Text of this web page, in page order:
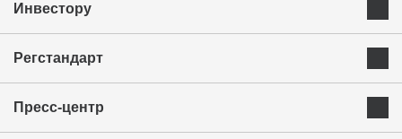
Экономика и ресурсы
Успешные бренды Курганской области
Инвестиционная команда региона
Инвестору
Приоритетные инвестиционные направления
Истории успеха
Регстандарт
Свод инвестиционных правил
Пресс-центр